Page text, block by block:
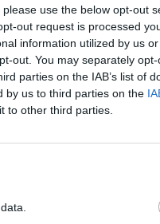
use the below opt-out
out request is processed
information utilized by us
out. You may separately
parties on the IAB’s list of
by us to third parties on the
to other third parties.
kad tai
skundžiasi
niežėjimą,
galbūt
didesni
Kartais
iškart